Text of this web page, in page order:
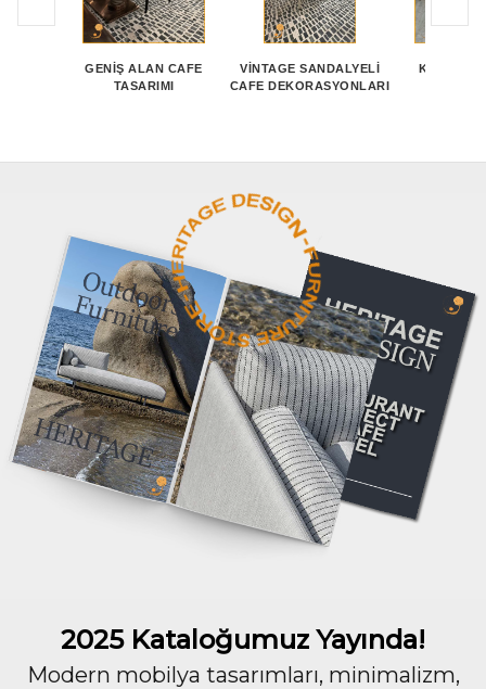
GENIŞ ALAN CAFE
TASARIMI
VINTAGE SANDALYELI
CAFE DEKORASYONLARI
KÜÇÜK
2025 Kataloğumuz Yayında!
Modern mobilya tasarımları, minimalizm,